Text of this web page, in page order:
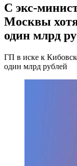
С экс-
Москвы
один млрд
ГП в иске к
один млрд рублей